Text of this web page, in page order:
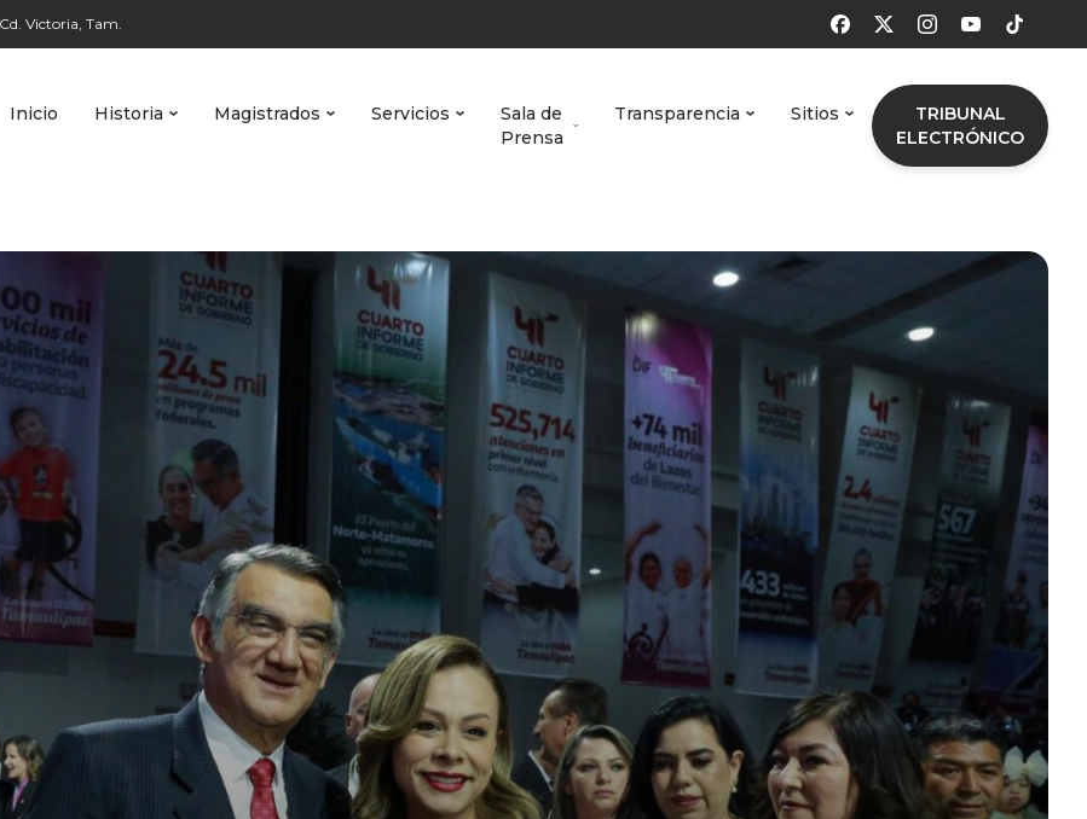
Victoria, Tam.
Inicio Historia Magistrados Servicios
Sala de
Prensa
Transparencia Sitios
TRIBUNAL
ELECTRÓNICO